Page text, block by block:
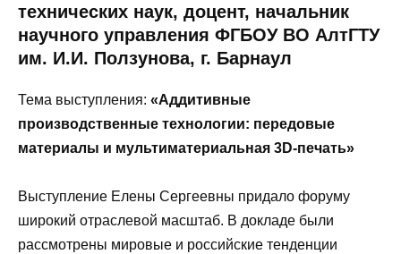
технических наук, доцент, начальник
научного управления ФГБОУ ВО АлтГТУ
им. И.И. Ползунова, г. Барнаул
Тема выступления: «Аддитивные
производственные технологии: передовые
материалы и мультиматериальная 3D-печать»
Выступление Елены Сергеевны придало форуму
широкий отраслевой масштаб. В докладе были
рассмотрены мировые и российские тенденции